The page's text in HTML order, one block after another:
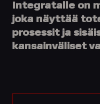
Integratalle on
joka näyttää
prosessit ja
kansainväliset